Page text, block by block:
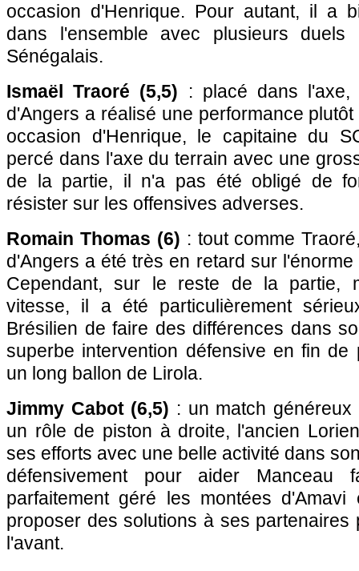
occasion d'Henrique. Pour autant, il a
dans l'ensemble avec plusieurs duels
Sénégalais.
Ismaël Traoré (5,5) : placé dans l'axe,
d'Angers a réalisé une performance
occasion d'Henrique, le capitaine du
percé dans l'axe du terrain avec une
de la partie, il n'a pas été obligé de
résister sur les offensives adverses.
Romain Thomas (6) : tout comme
d'Angers a été très en retard sur
Cependant, sur le reste de la partie,
vitesse, il a été particulièrement
Brésilien de faire des différences dans
superbe intervention défensive en fin de
un long ballon de Lirola.
Jimmy Cabot (6,5) : un match
un rôle de piston à droite, l'ancien
ses efforts avec une belle activité dans
défensivement pour aider
parfaitement géré les montées
proposer des solutions à ses
l'avant.